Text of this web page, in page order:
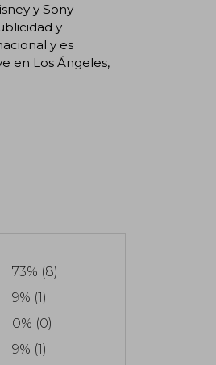
y Sony
y
y es
en Los Ángeles,
73% (8)
9% (1)
0% (0)
9% (1)